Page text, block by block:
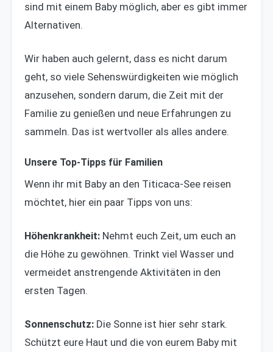
sind mit einem Baby möglich, aber es gibt immer
Alternativen.
Wir haben auch gelernt, dass es nicht darum
geht, so viele Sehenswürdigkeiten wie möglich
anzusehen, sondern darum, die Zeit mit der
Familie zu genießen und neue Erfahrungen zu
sammeln. Das ist wertvoller als alles andere.
Unsere Top-Tipps für Familien
Wenn ihr mit Baby an den Titicaca-See reisen
möchtet, hier ein paar Tipps von uns:
Höhenkrankheit: Nehmt euch Zeit, um euch an
die Höhe zu gewöhnen. Trinkt viel Wasser und
vermeidet anstrengende Aktivitäten in den
ersten Tagen.
Sonnenschutz: Die Sonne ist hier sehr stark.
Schützt eure Haut und die von eurem Baby mit